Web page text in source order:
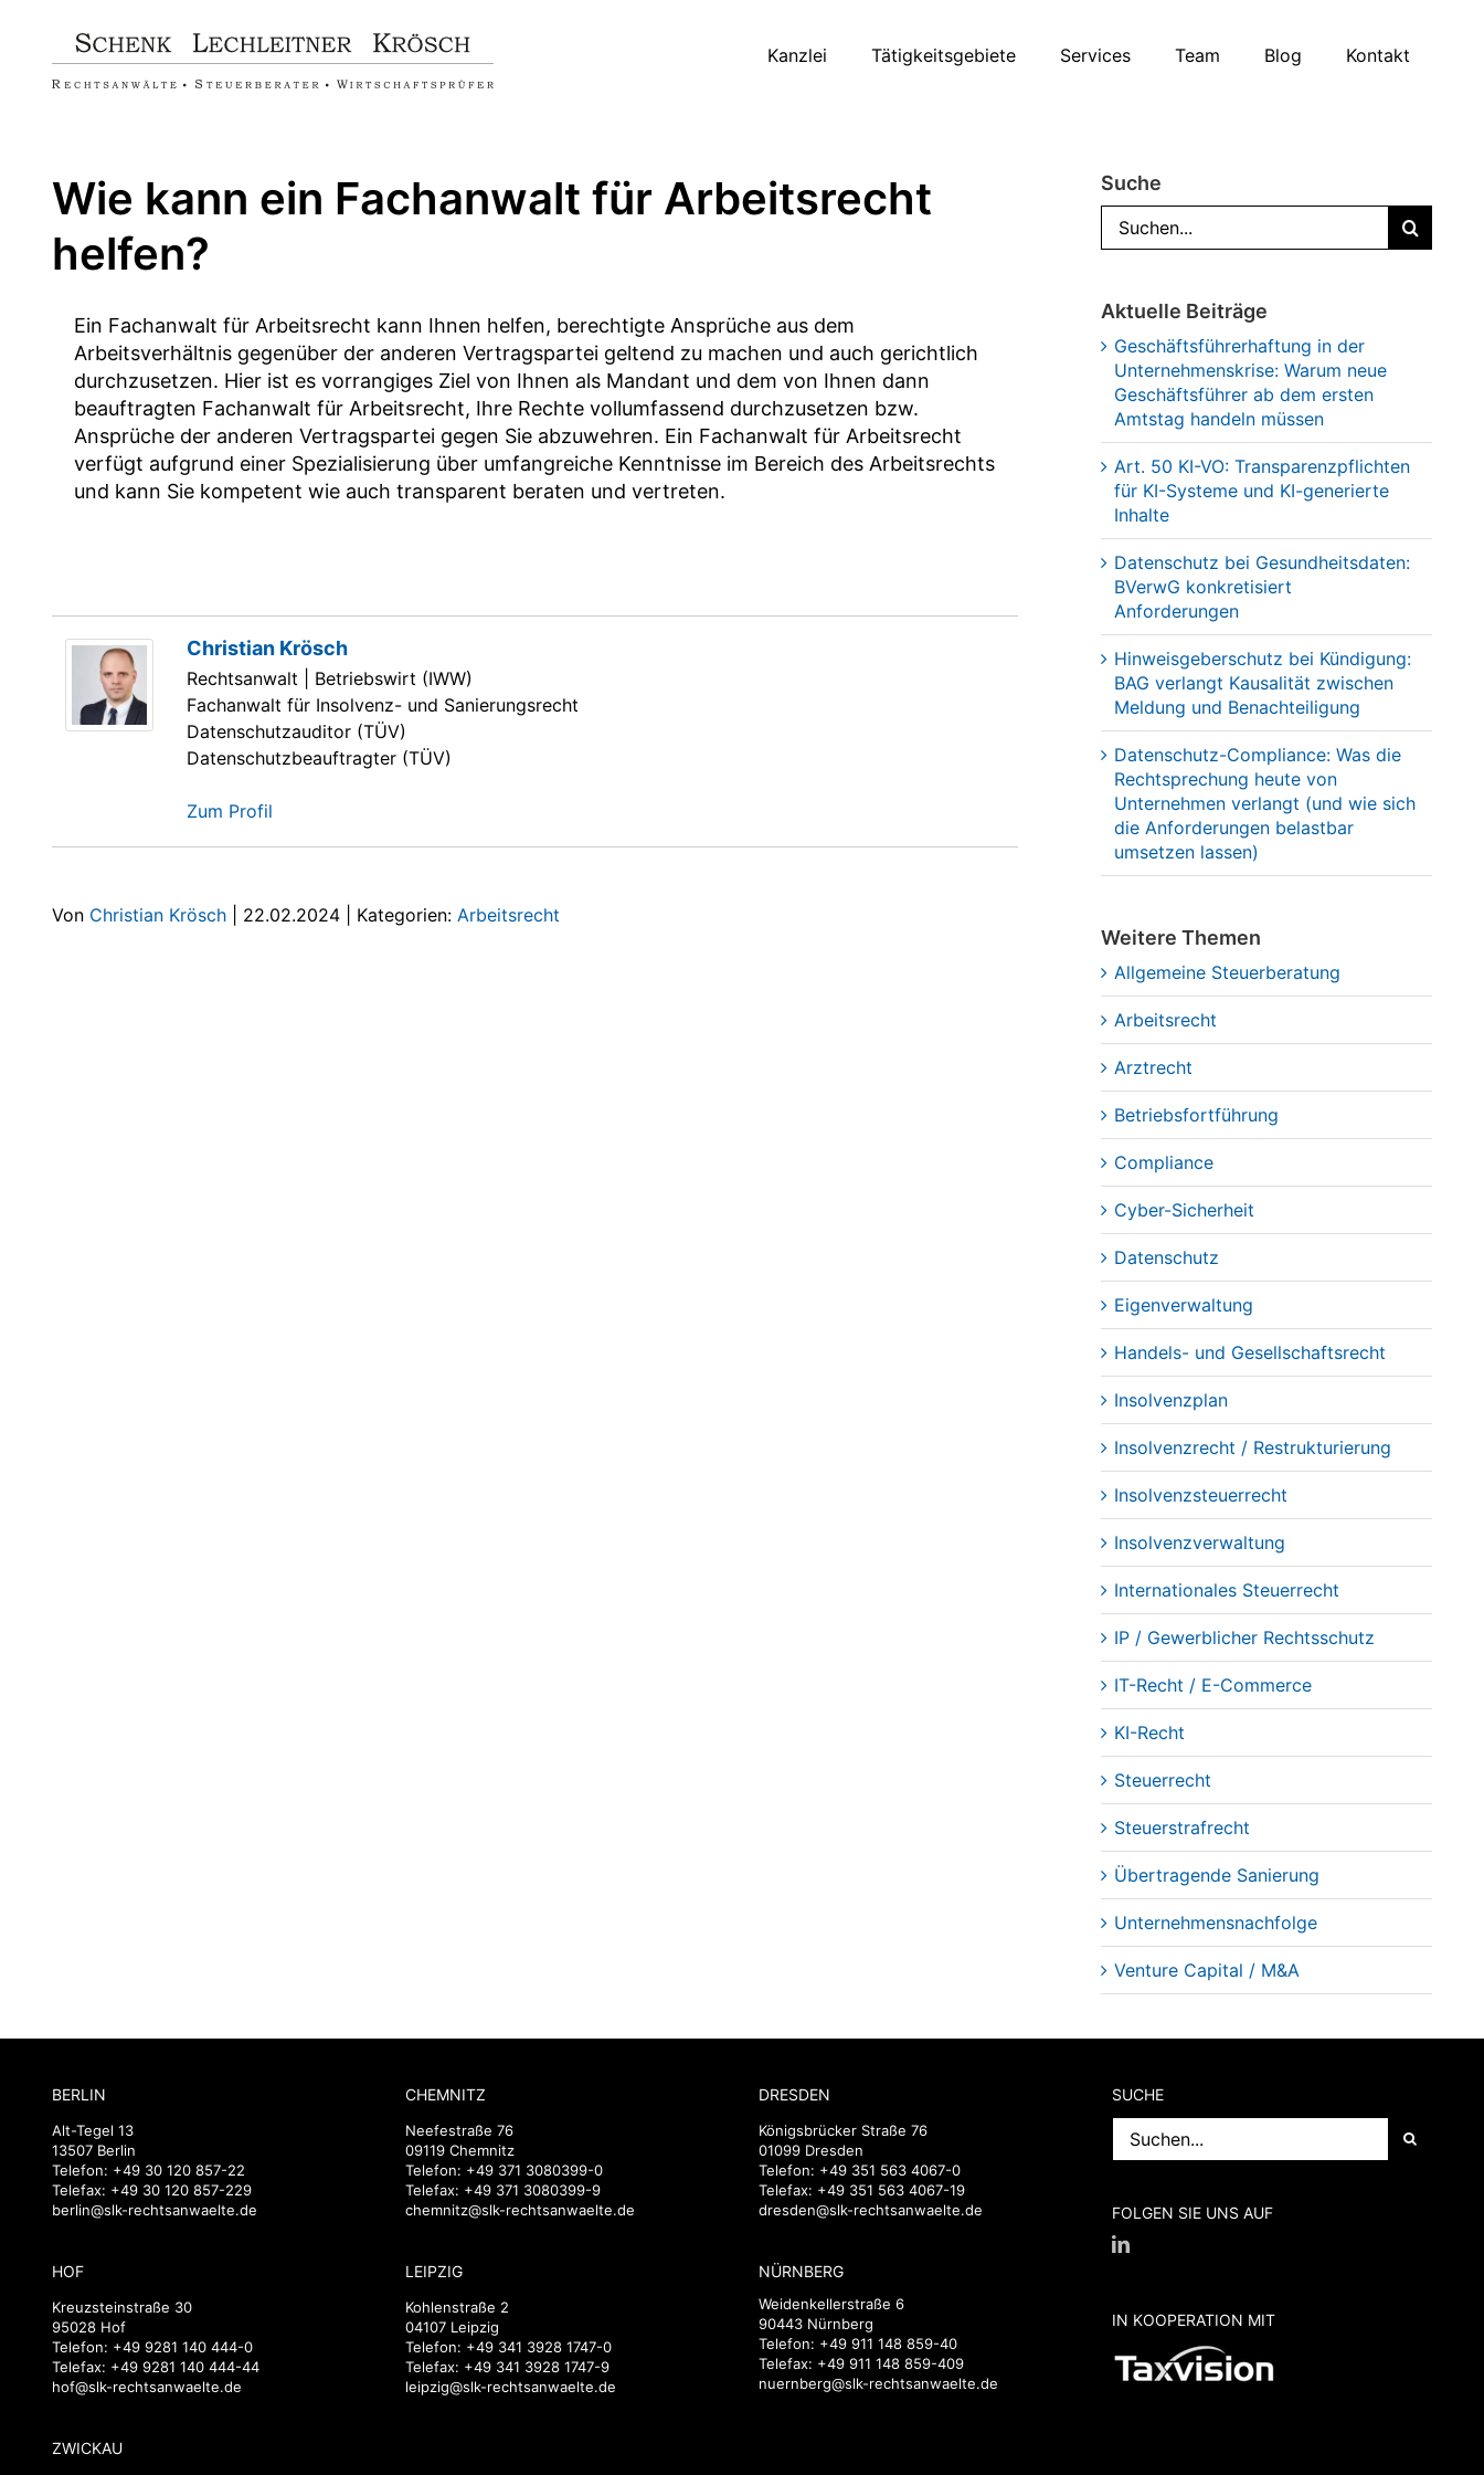
springen
Kanzlei Tätigkeitsgebiete Services Team Blog Kontakt
Wie kann ein Fachanwalt für Arbeitsrecht
helfen?
Ein Fachanwalt für Arbeitsrecht kann Ihnen helfen, berechtigte Ansprüche aus dem
Arbeitsverhältnis gegenüber der anderen Vertragspartei geltend zu machen und auch gerichtlich
durchzusetzen. Hier ist es vorrangiges Ziel von Ihnen als Mandant und dem von Ihnen dann
beauftragten Fachanwalt für Arbeitsrecht, Ihre Rechte vollumfassend durchzusetzen bzw.
Ansprüche der anderen Vertragspartei gegen Sie abzuwehren. Ein Fachanwalt für Arbeitsrecht
verfügt aufgrund einer Spezialisierung über umfangreiche Kenntnisse im Bereich des Arbeitsrechts
und kann Sie kompetent wie auch transparent beraten und vertreten.
Christian Krösch
Rechtsanwalt | Betriebswirt (IWW)
Fachanwalt für Insolvenz- und Sanierungsrecht
Datenschutzauditor (TÜV)
Datenschutzbeauftragter (TÜV)
Zum Profil
Von Christian Krösch 22.02.2024 Kategorien: Arbeitsrecht
Suche
Suche
nach:
Aktuelle Beiträge
Geschäftsführerhaftung in der
Unternehmenskrise: Warum neue
Geschäftsführer ab dem ersten
Amtstag handeln müssen
Art. 50 KI-VO: Transparenzpflichten
für KI-Systeme und KI-generierte
Inhalte
Datenschutz bei Gesundheitsdaten:
BVerwG konkretisiert
Anforderungen
Hinweisgeberschutz bei Kündigung:
BAG verlangt Kausalität zwischen
Meldung und Benachteiligung
Datenschutz-Compliance: Was die
Rechtsprechung heute von
Unternehmen verlangt (und wie sich
die Anforderungen belastbar
umsetzen lassen)
Weitere Themen
Allgemeine Steuerberatung
Arbeitsrecht
Arztrecht
Betriebsfortführung
Compliance
Cyber-Sicherheit
Datenschutz
Eigenverwaltung
Handels- und Gesellschaftsrecht
Insolvenzplan
Insolvenzrecht / Restrukturierung
Insolvenzsteuerrecht
Insolvenzverwaltung
Internationales Steuerrecht
IP / Gewerblicher Rechtsschutz
IT-Recht / E-Commerce
KI-Recht
Steuerrecht
Steuerstrafrecht
Übertragende Sanierung
Unternehmensnachfolge
Venture Capital / M&A
BERLIN
Alt-Tegel 13
13507 Berlin
Telefon: +49 30 120 857-22
Telefax: +49 30 120 857-229
berlin@slk-rechtsanwaelte.de
HOF
Kreuzsteinstraße 30
95028 Hof
Telefon: +49 9281 140 444-0
Telefax: +49 9281 140 444-44
hof@slk-rechtsanwaelte.de
ZWICKAU
CHEMNITZ
Neefestraße 76
09119 Chemnitz
Telefon: +49 371 3080399-0
Telefax: +49 371 3080399-9
chemnitz@slk-rechtsanwaelte.de
LEIPZIG
Kohlenstraße 2
04107 Leipzig
Telefon: +49 341 3928 1747-0
Telefax: +49 341 3928 1747-9
leipzig@slk-rechtsanwaelte.de
DRESDEN
Königsbrücker Straße 76
01099 Dresden
Telefon: +49 351 563 4067-0
Telefax: +49 351 563 4067-19
dresden@slk-rechtsanwaelte.de
NÜRNBERG
Weidenkellerstraße 6
90443 Nürnberg
Telefon: +49 911 148 859-40
Telefax: +49 911 148 859-409
nuernberg@slk-rechtsanwaelte.de
SUCHE
nach:
FOLGEN SIE UNS AUF
IN KOOPERATION MIT